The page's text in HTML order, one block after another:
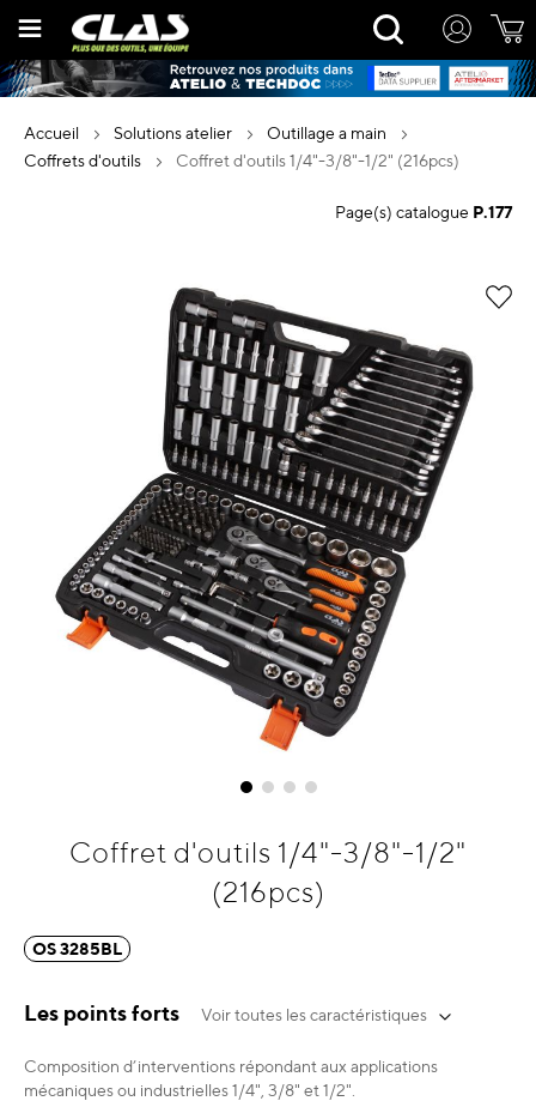
contenu
Rechercher
accueil solutions atelier
outillage a main
coffrets d'outils
coffret d'outils 1/4"-3/8"-1/2" (216pcs)
Page(s) catalogue P.177
Coffret d'outils 1/4"-3/8"-1/2"
(216pcs)
OS 3285BL
Les points forts Voir toutes les caractéristiques
Composition d’interventions répondant aux applications
mécaniques ou industrielles 1/4", 3/8" et 1/2".
of
the
gallery